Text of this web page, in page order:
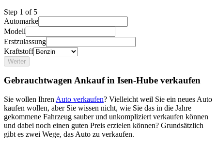
Step 1 of 5
Automarke
Modell
Erstzulassung
Kraftstoff
Weiter
Gebrauchtwagen Ankauf in Isen-Hube verkaufen
Sie wollen Ihren Auto verkaufen? Vielleicht weil Sie ein neues Auto
kaufen wollen, aber Sie wissen nicht, wie Sie das in die Jahre
gekommene Fahrzeug sauber und unkompliziert verkaufen können
und dabei noch einen guten Preis erzielen können? Grundsätzlich
gibt es zwei Wege, das Auto zu verkaufen.